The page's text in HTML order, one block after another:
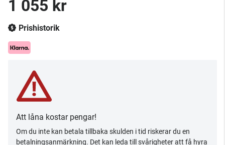
1 055 kr
Prishistorik
Att låna kostar pengar!
Om du inte kan betala tillbaka skulden i tid riskerar du en
betalningsanmärkning. Det kan leda till svårigheter att få hyra